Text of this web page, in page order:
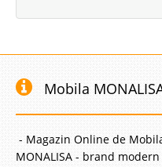
Mobila
- Magazin Online de
MONALISA - brand